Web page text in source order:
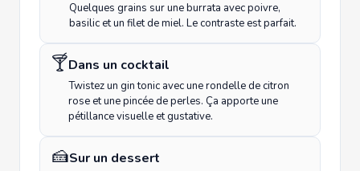
Quelques grains sur une burrata avec poivre,
basilic et un filet de miel. Le contraste est parfait.
🍸Dans un cocktail
Twistez un gin tonic avec une rondelle de citron
rose et une pincée de perles. Ça apporte une
pétillance visuelle et gustative.
🍰Sur un dessert